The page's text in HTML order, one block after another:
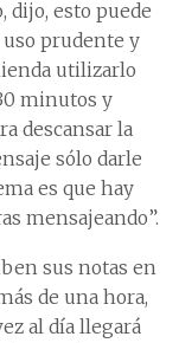
dijo, esto puede
prudente y
utilizarlo
minutos y
descansar la
sólo darle
es que hay
mensajeando”.
sus notas en
de una hora,
al día llegará